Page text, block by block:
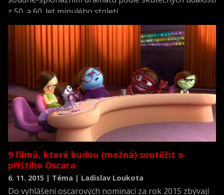
z 50. a 60. let minulého století.
9 filmů, které budou (možná) soutěžit o
příštího Oscara
6. 11. 2015 | Téma | Ladislav Loukota
Do vyhlášení oscarových nominací za rok 2015 zbývají